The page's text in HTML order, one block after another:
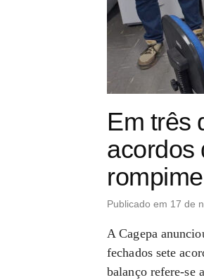
Em três
acordos
Publicado em 17 de
A Cagepa
fechados sete
balanço refere-se